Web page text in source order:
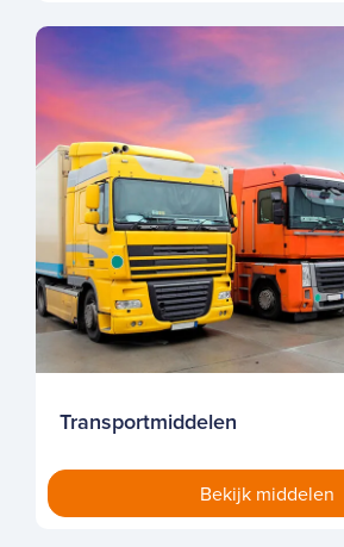
Transportmiddelen